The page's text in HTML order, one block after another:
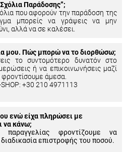
Παράδοσης”;
που αφορούν την παράδοση της
μπορείς να γράψεις να μην
αλλά να σε καλέσει.
μου. Πώς μπορώ να το διορθώσω;
το συντομότερο δυνατόν στο
ή να επικοινωνήσεις μαζί
άμεσα.
+30 210 4971113
ενώ είχα πληρώσει με
να κάνω;
φροντίζουμε να
επιστροφής του ποσού.